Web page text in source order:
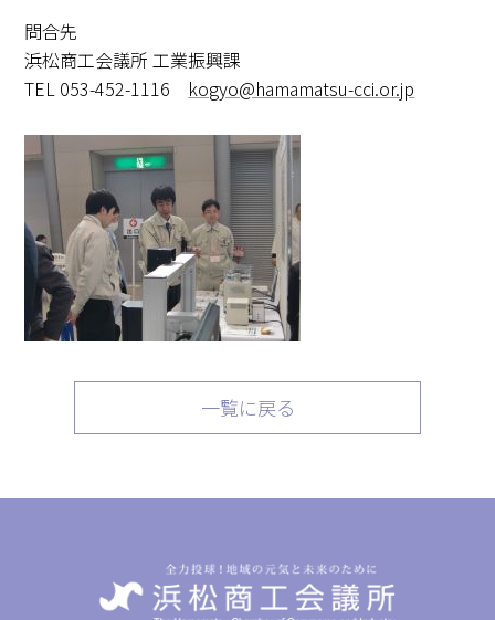
問合先
浜松商工会議所 工業振興課
TEL 053-452-1116 kogyo@hamamatsu-cci.or.jp
一覧に戻る